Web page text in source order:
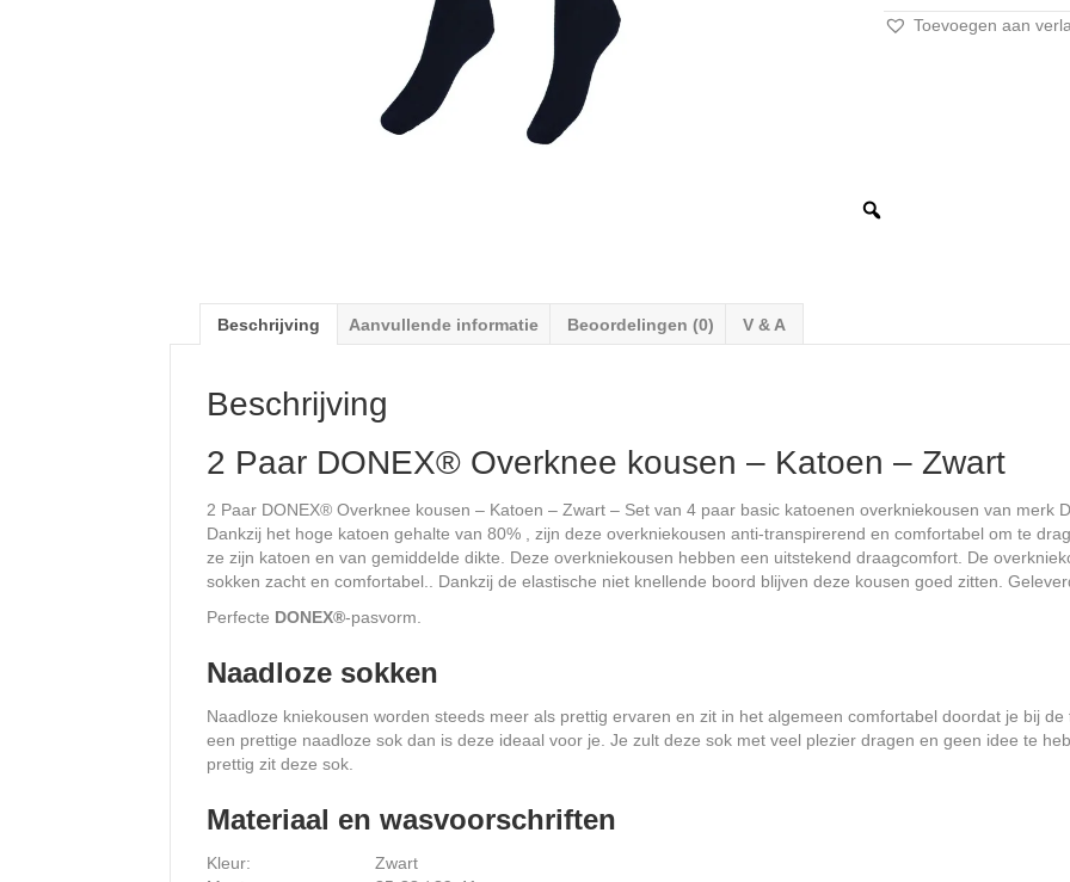
DONEX®
Overknee
Toevoegen aan
Beschrijving Aanvullende informatie Beoordelingen (0) V & A
Beschrijving
2 Paar DONEX® Overknee kousen – Katoen – Zwart
2 Paar DONEX® Overknee kousen – Katoen – Zwart – Set van 4 paar basic katoenen overkniekousen van merk
Dankzij het hoge katoen gehalte van 80% , zijn deze overkniekousen anti-transpirerend en comfortabel om te
ze zijn katoen en van gemiddelde dikte. Deze overkniekousen hebben een uitstekend draagcomfort. De
sokken zacht en comfortabel.. Dankzij de elastische niet knellende boord blijven deze kousen goed zitten.
Perfecte DONEX®-pasvorm.
Naadloze sokken
Naadloze kniekousen worden steeds meer als prettig ervaren en zit in het algemeen comfortabel doordat je bij
een prettige naadloze sok dan is deze ideaal voor je. Je zult deze sok met veel plezier dragen en geen idee te
prettig zit deze sok.
Materiaal en wasvoorschriften
Kleur:
Zwart